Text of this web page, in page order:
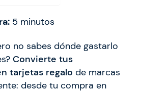
5 minutos
no sabes dónde gastarlo
Convierte tus
tarjetas regalo de marcas
desde tu compra en